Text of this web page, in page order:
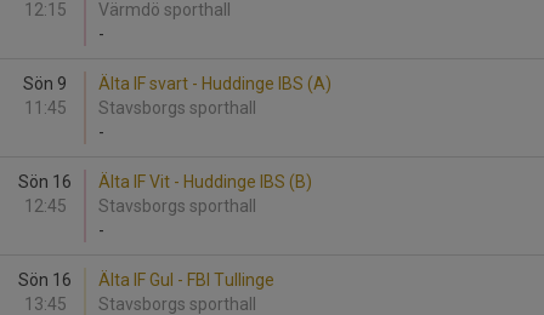
12:15
Värmdö sporthall
-
Sön 9
11:45
Älta IF svart - Huddinge IBS (A)
Stavsborgs sporthall
-
Sön 16
12:45
Älta IF Vit - Huddinge IBS (B)
Stavsborgs sporthall
-
Sön 16
13:45
Älta IF Gul - FBI Tullinge
Stavsborgs sporthall